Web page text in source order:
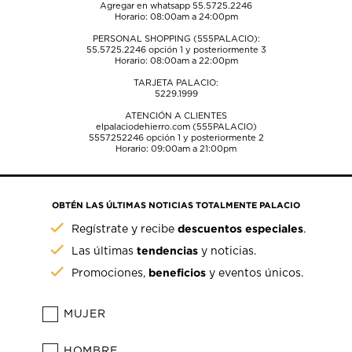
Agregar en whatsapp 55.5725.2246
Horario: 08:00am a 24:00pm
PERSONAL SHOPPING (555PALACIO):
55.5725.2246opción 1 y posteriormente 3
Horario: 08:00am a 22:00pm
TARJETA PALACIO:
5229.1999
ATENCIÓN A CLIENTES
elpalaciodehierro.com (555PALACIO)
5557252246opción 1 y posteriormente 2
Horario: 09:00am a 21:00pm
OBTÉN LAS ÚLTIMAS NOTICIAS TOTALMENTE PALACIO
Regístrate y recibedescuentos especiales.
Las últimastendencias y noticias.
Promociones, beneficios y eventos únicos.
MUJER